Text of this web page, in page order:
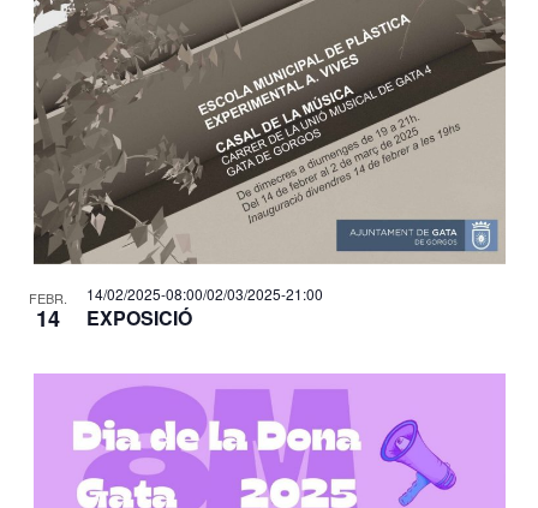
FEBR.
14 EXPOSICIÓ
14/02/2025-08:00/02/03/2025-21:00